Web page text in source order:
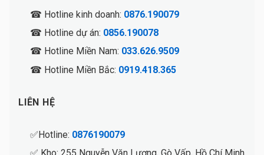
☎ Hotline kinh doanh: 0876.190079
☎ Hotline dự án: 0856.190078
☎ Hotline Miền Nam: 033.626.9509
☎ Hotline Miền Bắc: 0919.418.365
LIÊN HỆ
✅Hotline: 0876190079